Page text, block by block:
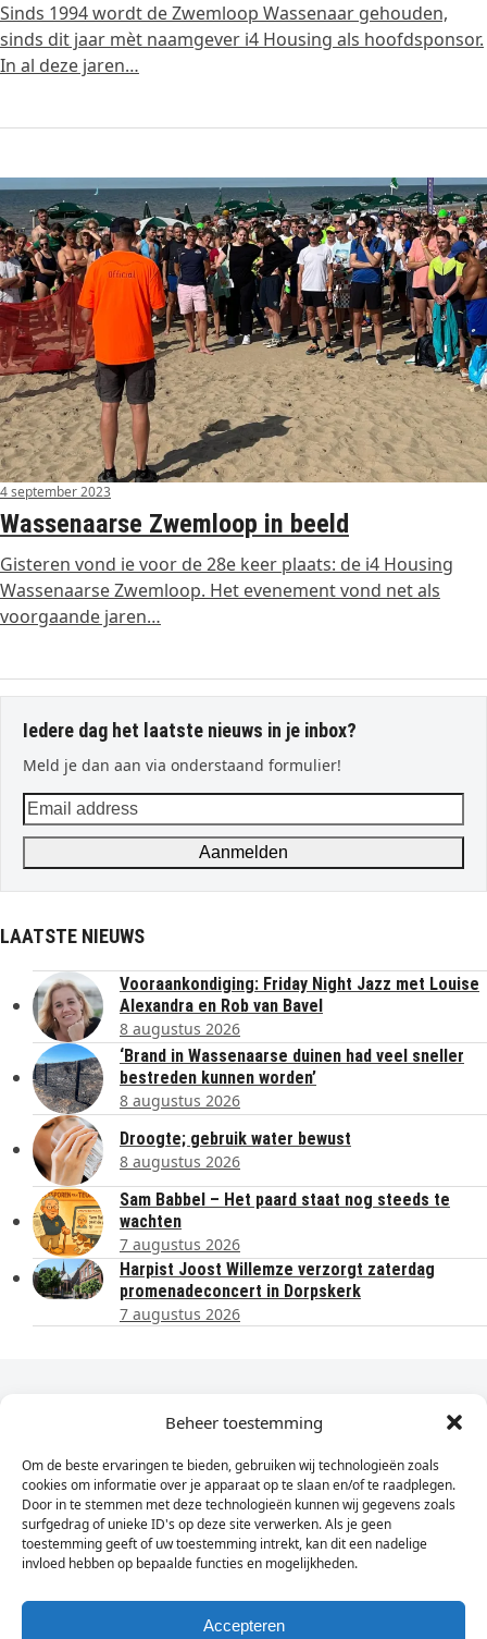
Beheer toestemming
Om de beste ervaringen te bieden, gebruiken wij technologieën zoals
cookies om informatie over je apparaat op te slaan en/of te raadplegen.
Door in te stemmen met deze technologieën kunnen wij gegevens zoals
surfgedrag of unieke ID's op deze site verwerken. Als je geen
toestemming geeft of uw toestemming intrekt, kan dit een nadelige
invloed hebben op bepaalde functies en mogelijkheden.
Accepteren
Sinds 1994 wordt de Zwemloop Wassenaar gehouden,
sinds dit jaar mèt naamgever i4 Housing als hoofdsponsor.
In al deze jaren…
4 september 2023
Wassenaarse Zwemloop in beeld
Gisteren vond ie voor de 28e keer plaats: de i4 Housing
Wassenaarse Zwemloop. Het evenement vond net als
voorgaande jaren…
Iedere dag het laatste nieuws in je inbox?
Meld je dan aan via onderstaand formulier!
Email
address
Aanmelden
LAATSTE NIEUWS
Vooraankondiging: Friday Night Jazz met Louise
Alexandra en Rob van Bavel
8 augustus 2026
‘Brand in Wassenaarse duinen had veel sneller
bestreden kunnen worden’
8 augustus 2026
Droogte; gebruik water bewust
8 augustus 2026
Sam Babbel – Het paard staat nog steeds te
wachten
7 augustus 2026
Harpist Joost Willemze verzorgt zaterdag
promenadeconcert in Dorpskerk
7 augustus 2026
Dagelijks het laatste nieuws in je e-mail?
Vul
hier
je
e-
mailadres
in
Sign Up